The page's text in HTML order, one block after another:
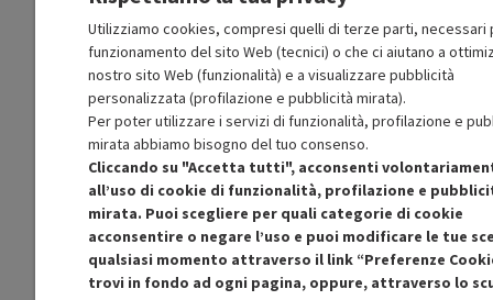
N:
In
Utilizziamo cookies, compresi quelli di terze parti, necessari
funzionamento del sito Web (tecnici) o che ci aiutano a
nostro sito Web (funzionalità) e a visualizzare pubblicità
personalizzata (profilazione e pubblicità mirata).
Per poter utilizzare i servizi di funzionalità, profilazione e
mirata abbiamo bisogno del tuo consenso.
Cliccando su "Accetta tutti", acconsenti
all’uso di cookie di funzionalità, profilazione e
mirata. Puoi scegliere per quali categorie di cookie
acconsentire o negare l’uso e puoi modificare le tue
qualsiasi momento attraverso il link “Preferenze
trovi in fondo ad ogni pagina, oppure, attraverso lo